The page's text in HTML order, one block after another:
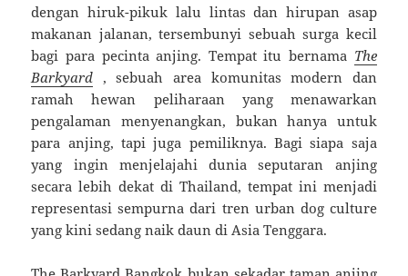
dengan hiruk-pikuk lalu lintas dan hirupan asap
makanan jalanan, tersembunyi sebuah surga kecil
bagi para pecinta anjing. Tempat itu bernama The
Barkyard , sebuah area komunitas modern dan
ramah hewan peliharaan yang menawarkan
pengalaman menyenangkan, bukan hanya untuk
para anjing, tapi juga pemiliknya. Bagi siapa saja
yang ingin menjelajahi dunia seputaran anjing
secara lebih dekat di Thailand, tempat ini menjadi
representasi sempurna dari tren urban dog culture
yang kini sedang naik daun di Asia Tenggara.